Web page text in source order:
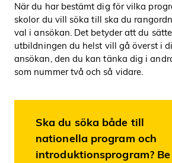
När du har bestämt dig för vilka
skolor du vill söka till ska du
val i ansökan. Det betyder att du
utbildningen du helst vill gå överst i
ansökan, den du kan tänka dig i
som nummer två och så vidare.
Ska du söka både till
nationella program och
introduktionsprogram? Be